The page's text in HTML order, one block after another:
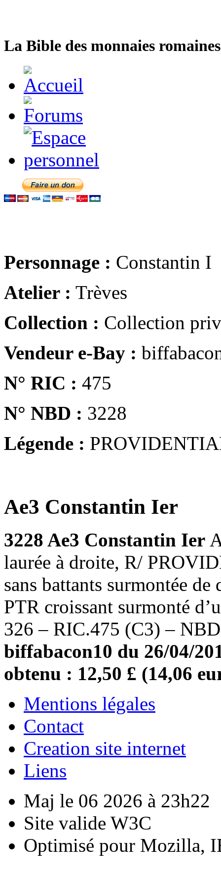
La Bible des monnaies
Personnage : Constantin I
Atelier : Trèves
Collection : Collection
Vendeur e-Bay :
N° RIC : 475
N° NBD : 3228
Légende :
Ae3 Constantin Ier
3228 Ae3 Constantin Ier
laurée à droite, R/
sans battants surmontée
PTR croissant surmonté
326 – RIC.475 (C3) –
biffabacon10 du 26/04/
obtenu : 12,50 £ (14,06
Mentions légales
Contact
Creation site internet
Liens
Maj le 06 2026 à 23h22
Site valide W3C
Optimisé pour Mozilla,